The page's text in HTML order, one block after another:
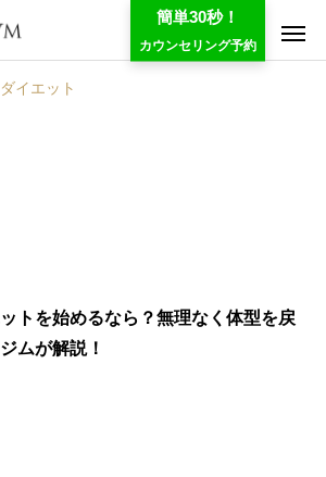
簡単30秒！
カウンセリング予約
ダイエット
トを始めるなら？無理なく体型を戻
ムが解説！